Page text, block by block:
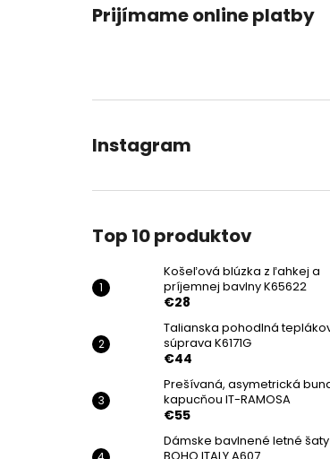
Prijímame online platby
Instagram
Top 10 produktov
Košeľová blúzka z ľahkej a
príjemnej bavlny K65622
€28
Talianska pohodlná
súprava K6171G
€44
Prešívaná, asymetrická
kapucňou IT-RAMOSA
€55
Dámske bavlnené letné šaty